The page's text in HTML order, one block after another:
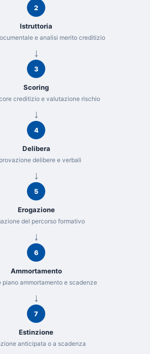
2
Istruttoria
e analisi merito creditizio
3
Scoring
creditizio e valutazione rischio
4
Delibera
delibere e verbali
5
Erogazione
del percorso formativo
6
Ammortamento
piano ammortamento e scadenze
7
Estinzione
anticipata o a scadenza